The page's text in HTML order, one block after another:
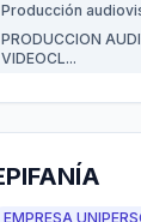
Producción
PRODUCCION
VIDEOCL...
EMPRESA